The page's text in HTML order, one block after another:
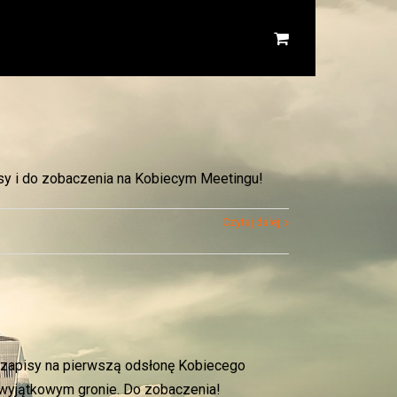
i do zobaczenia na Kobiecym Meetingu!
Czytaj dalej
na pierwszą odsłonę Kobiecego
gronie. Do zobaczenia!